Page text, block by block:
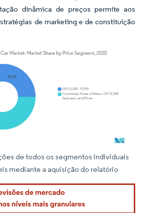
dinâmica de preços permite aos
de marketing e de constituição
O reuso requer atribuição conforme CC BY 4.0.
de todos os segmentos individuais
mediante a aquisição do relatório